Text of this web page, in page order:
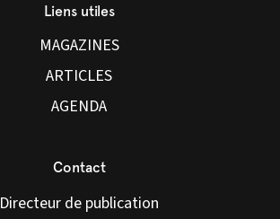
Liens utiles
MAGAZINES
ARTICLES
AGENDA
Contact
Directeur de publication